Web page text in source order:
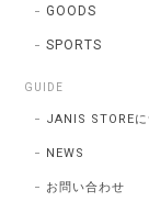
GOODS
SPORTS
GUIDE
JANIS STOREに
NEWS
お問い合わせ